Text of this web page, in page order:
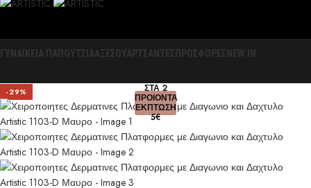
ΓΥΝΑΙΚΕΙΑ ΠΑΠΟΥΤΣΙΑΑΞΕΣΟΥΑΡΤΣΑΝΤΕΣ ΠΡΟΣΦΟΡΕΣ NEW IN
-29% ΣΤΑ 2
ΠΡΟΙΟΝΤΑ
ΕΚΠΤΩΣΗ
5€